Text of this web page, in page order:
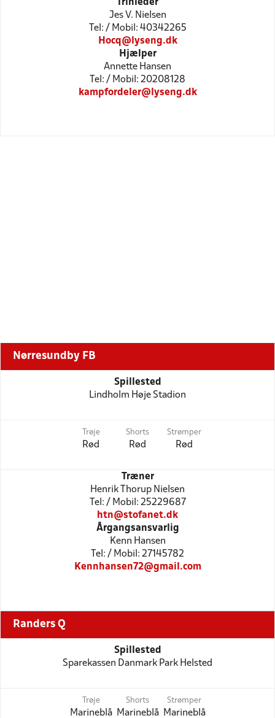
Trinleder
Jes V. Nielsen
Tel: / Mobil: 40342265
Hocq@lyseng.dk
Hjælper
Annette Hansen
Tel: / Mobil: 20208128
kampfordeler@lyseng.dk
Nørresundby FB
Spillested
Lindholm Høje Stadion
Trøje
Rød
Shorts
Rød
Strømper
Rød
Træner
Henrik Thorup Nielsen
Tel: / Mobil: 25229687
htn@stofanet.dk
Årgangsansvarlig
Kenn Hansen
Tel: / Mobil: 27145782
Kennhansen72@gmail.com
Randers Q
Spillested
Sparekassen Danmark Park Helsted
Trøje
Marineblå
Shorts
Marineblå
Strømper
Marineblå